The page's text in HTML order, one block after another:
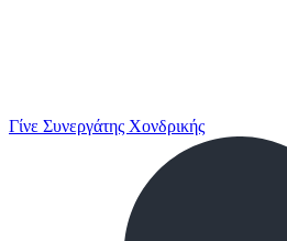
Γίνε Συνεργάτης Χονδρικής